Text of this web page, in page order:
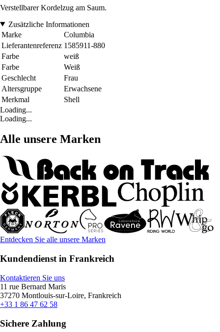
Verstellbarer Kordelzug am Saum.
Zusätzliche Informationen
Marke
Columbia
Lieferantenreferenz 1585911-880
Farbe
weiß
Farbe
Weiß
Geschlecht
Frau
Altersgruppe
Erwachsene
Merkmal
Shell
Loading...
Loading...
Alle unsere Marken
Entdecken Sie alle unsere Marken
Kundendienst in Frankreich
Kontaktieren Sie uns
11 rue Bernard Maris
37270 Montlouis-sur-Loire, Frankreich
+33 1 86 47 62 58
Sichere Zahlung